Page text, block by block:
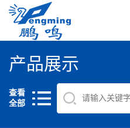
产品展示
查看
全部